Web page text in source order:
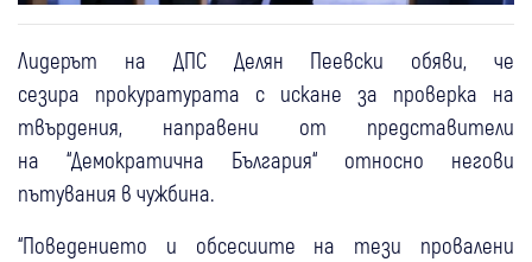
Лидерът на ДПС Делян Пеевски обяви, че
сезира прокуратурата с искане за проверка на
твърдения, направени от представители
на “Демократична България“ относно негови
пътувания в чужбина.
“Поведението и обсесиите на тези провалени